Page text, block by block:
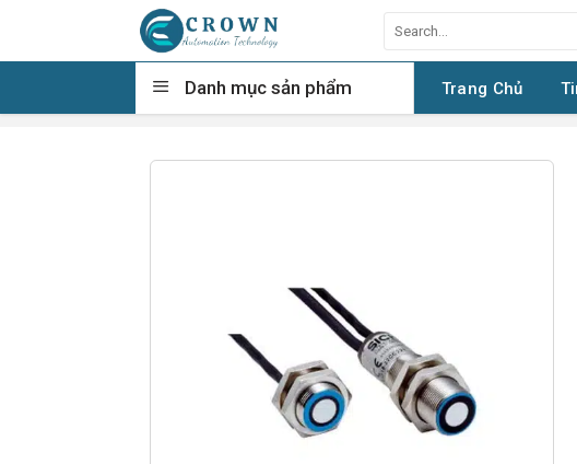
content
for:
Danh mục sản phẩm Trang Chủ